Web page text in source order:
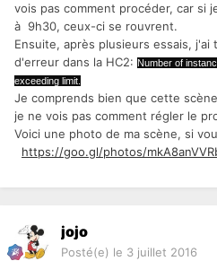
vois pas comment procéder, car si
à 9h30, ceux-ci se rouvrent.
Ensuite, après plusieurs essais, j'ai
d'erreur dans la HC2: Number of
exceeding limit.
Je comprends bien que cette
je ne vois pas comment régler le
Voici une photo de ma scène, si
https://goo.gl/photos/
jojo
Posté(e) le 3 juillet 2016